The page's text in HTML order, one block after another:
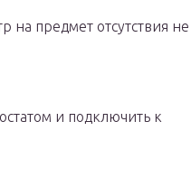
на предмет отсутствия не
и подключить к